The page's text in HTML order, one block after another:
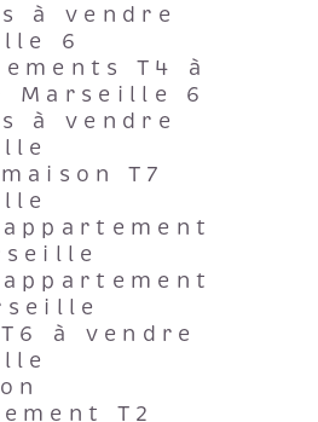
à vendre
6
T4 à
Marseille 6
à vendre
T7
à vendre
T2